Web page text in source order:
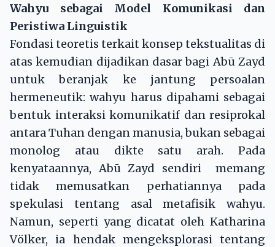
Wahyu sebagai Model Komunikasi dan
Peristiwa Linguistik
Fondasi teoretis terkait konsep tekstualitas di
atas kemudian dijadikan dasar bagi Abū Zayd
untuk beranjak ke jantung persoalan
hermeneutik: wahyu harus dipahami sebagai
bentuk interaksi komunikatif dan resiprokal
antara Tuhan dengan manusia, bukan sebagai
monolog atau dikte satu arah. Pada
kenyataannya, Abū Zayd sendiri memang
tidak memusatkan perhatiannya pada
spekulasi tentang asal metafisik wahyu.
Namun, seperti yang dicatat oleh Katharina
Völker, ia hendak mengeksplorasi tentang